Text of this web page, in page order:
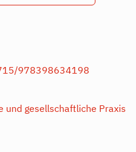
978398634198
und gesellschaftliche Praxis